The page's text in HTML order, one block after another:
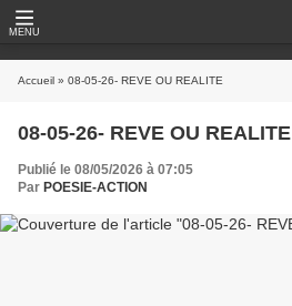
Accueil » 08-05-26- REVE OU REALITE
08-05-26- REVE OU REALITE
Publié le 08/05/2026 à 07:05
Par POESIE-ACTION
MENU